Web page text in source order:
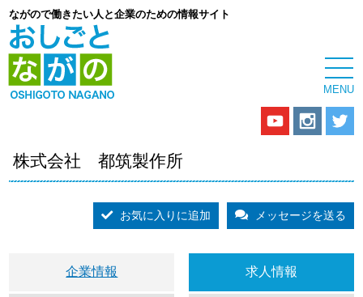
ながので働きたい人と企業のための情報サイト
株式会社 都筑製作所
お気に入りに追加 メッセージを送る
企業情報 求人情報